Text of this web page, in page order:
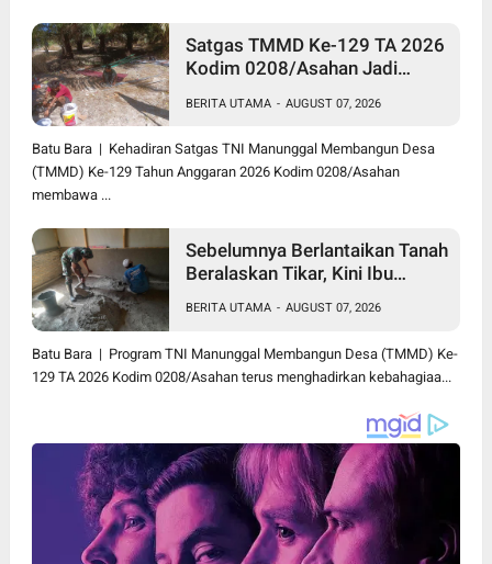
Satgas TMMD Ke-129 TA 2026
Kodim 0208/Asahan Jadi
Maghribi yang Mulai Rapuh
BERITA UTAMA - AUGUST 07, 2026
Batu Bara | Kehadiran Satgas TNI Manunggal Membangun Desa
(TMMD) Ke-129 Tahun Anggaran 2026 Kodim 0208/Asahan
membawa ...
Sebelumnya Berlantaikan Tanah
Beralaskan Tikar, Kini Ibu
yang Layak Berkat Satgas
TMMD Ke-129 Kodim
0208/Asahan
BERITA UTAMA - AUGUST 07, 2026
Batu Bara | Program TNI Manunggal Membangun Desa (TMMD) Ke-
129 TA 2026 Kodim 0208/Asahan terus menghadirkan kebahagiaa...